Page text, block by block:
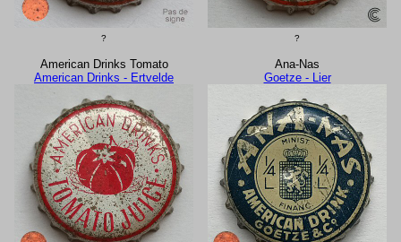
? ?
American Drinks Tomato
American Drinks - Ertvelde
Ana-Nas
Goetze - Lier